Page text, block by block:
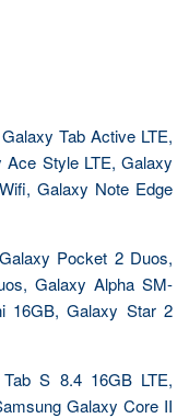
Tab Active LTE,
Style LTE, Galaxy
Galaxy Note Edge
Pocket 2 Duos,
Galaxy Alpha SM-
16GB, Galaxy Star 2
S 8.4 16GB LTE,
Galaxy Core II